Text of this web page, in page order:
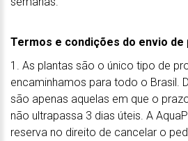
Termos e condições do envio de
1. As plantas são o único tipo de
encaminhamos para todo o Brasil.
são apenas aquelas em que o
não ultrapassa 3 dias úteis. A
reserva no direito de cancelar o